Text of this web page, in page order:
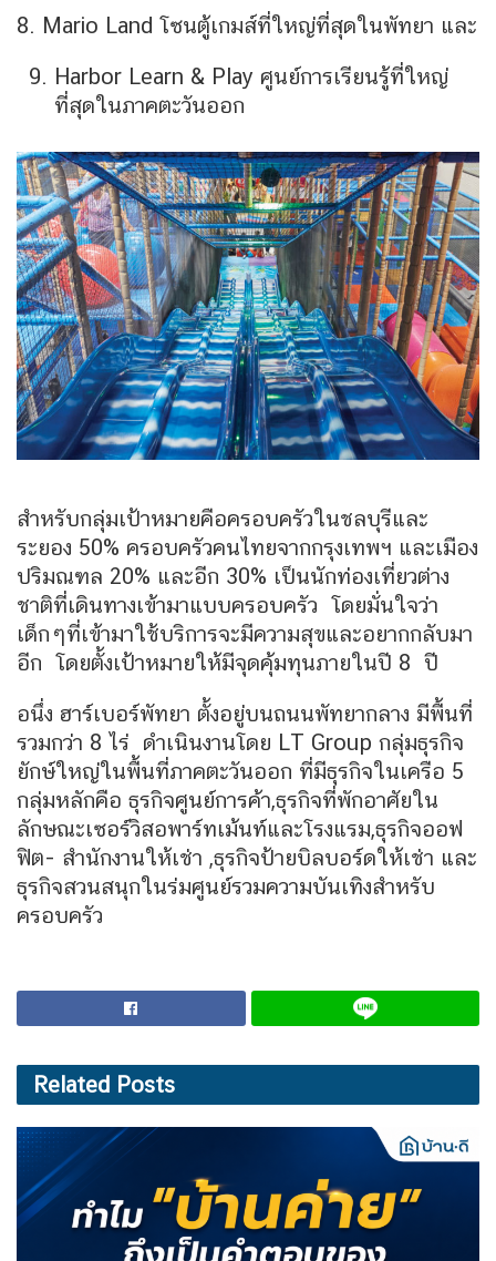
8. Mario Land โซนตู้เกมส์ที่ใหญ่ที่สุดในพัทยา และ
Harbor Learn & Play ศูนย์การเรียนรู้ที่ใหญ่
ที่สุดในภาคตะวันออก
สำหรับกลุ่มเป้าหมายคือครอบครัวในชลบุรีและ
ระยอง 50% ครอบครัวคนไทยจากกรุงเทพฯ และเมือง
ปริมณฑล 20% และอีก 30% เป็นนักท่องเที่ยวต่าง
ชาติที่เดินทางเข้ามาแบบครอบครัว โดยมั่นใจว่า
เด็กๆที่เข้ามาใช้บริการจะมีความสุขและอยากกลับมา
อีก โดยตั้งเป้าหมายให้มีจุดคุ้มทุนภายในปี 8 ปี
อนึ่ง ฮาร์เบอร์พัทยา ตั้งอยู่บนถนนพัทยากลาง มีพื้นที่
รวมกว่า 8 ไร่ ดำเนินงานโดย LT Group กลุ่มธุรกิจ
ยักษ์ใหญ่ในพื้นที่ภาคตะวันออก ที่มีธุรกิจในเครือ 5
กลุ่มหลักคือ ธุรกิจศูนย์การค้า,ธุรกิจที่พักอาศัยใน
ลักษณะเซอร์วิสอพาร์ทเม้นท์และโรงแรม,ธุรกิจออฟ
ฟิต- สำนักงานให้เช่า ,ธุรกิจป้ายบิลบอร์ดให้เช่า และ
ธุรกิจสวนสนุกในร่มศูนย์รวมความบันเทิงสำหรับ
ครอบครัว
Related Posts